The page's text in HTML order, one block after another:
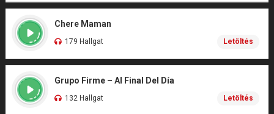
Chere Maman
179 Hallgat Letöltés
Grupo Firme – Al Final Del Día
132 Hallgat Letöltés